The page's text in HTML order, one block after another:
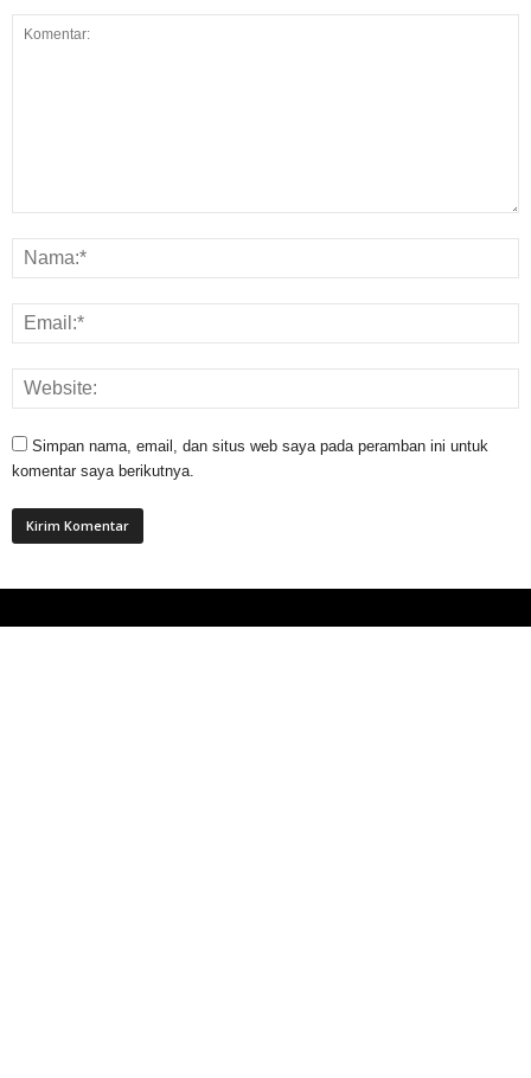
Simpan nama, email, dan situs web saya pada peramban ini untuk
komentar saya berikutnya.